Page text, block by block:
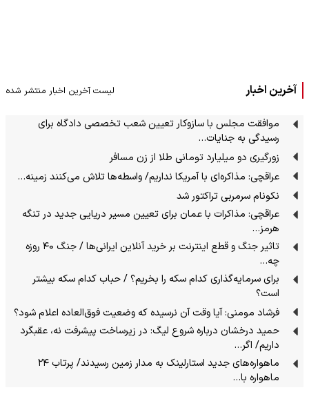
آخرین اخبار لیست آخرین اخبار منتشر شده
موافقت مجلس با سازوکار تعیین شعب تخصصی دادگاه برای
رسیدگی به جنایات…
زورگیری دو میلیارد تومانی طلا از زن مسافر
عراقچی: مذاکره‌ای با آمریکا نداریم/ واسطه‌ها تلاش می‌کنند زمینه‌…
نکونام سرمربی تراکتور شد
عراقچی: مذاکرات با عمان برای تعیین مسیر دریایی جدید در تنگه
هرمز…
تاثیر جنگ و قطع اینترنت بر خرید آنلاین ایرانی‌ها / جنگ ۴۰ روزه
چه…
برای سرمایه‌گذاری کدام سکه را بخریم؟ / حباب کدام سکه بیشتر
است؟
فرشاد مومنی: آیا وقت آن نرسیده که وضعیت فوق‌العاده اعلام شود؟
حمید درخشان درباره شروع لیگ: در زیرساخت پیشرفت نه، عقبگرد
داریم/ اگر…
ماهواره‌های جدید استارلینک به مدار زمین رسیدند/ پرتاب ۲۴
ماهواره با…